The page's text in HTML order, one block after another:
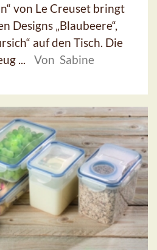
von Le Creuset bringt
Designs „Blaubeere“,
auf den Tisch. Die
...
Von Sabine